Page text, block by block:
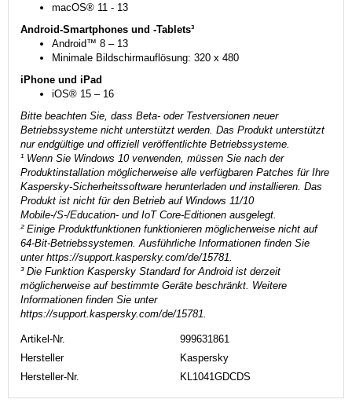
macOS® 11 - 13
Android-Smartphones und -Tablets³
Android™ 8 – 13
Minimale Bildschirmauflösung: 320 x 480
iPhone und iPad
iOS® 15 – 16
Bitte beachten Sie, dass Beta- oder Testversionen neuer
Betriebssysteme nicht unterstützt werden. Das Produkt unterstützt
nur endgültige und offiziell veröffentlichte Betriebssysteme.
¹ Wenn Sie Windows 10 verwenden, müssen Sie nach der
Produktinstallation möglicherweise alle verfügbaren Patches für Ihre
Kaspersky-Sicherheitssoftware herunterladen und installieren. Das
Produkt ist nicht für den Betrieb auf Windows 11/10
Mobile-/S-/Education- und IoT Core-Editionen ausgelegt.
² Einige Produktfunktionen funktionieren möglicherweise nicht auf
64-Bit-Betriebssystemen. Ausführliche Informationen finden Sie
unter https://support.kaspersky.com/de/15781.
³ Die Funktion Kaspersky Standard for Android ist derzeit
möglicherweise auf bestimmte Geräte beschränkt. Weitere
Informationen finden Sie unter
https://support.kaspersky.com/de/15781.
Artikel-Nr.
999631861
Hersteller
Kaspersky
Hersteller-Nr.
KL1041GDCDS